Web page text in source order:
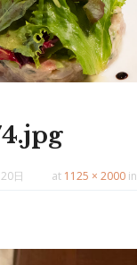
日 at 1125 × 2000 in